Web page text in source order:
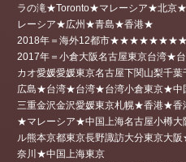
ラの滝★Toronto★マレーシア★北
レーシア★広州★青島★香港★
2018年＝海外12都市
2017年＝小倉大阪名古屋東京台湾★
カオ愛媛愛媛東京名古屋下関山梨千
広島★台湾★台湾★台湾小倉東京★中
三重金沢金沢愛媛東京札幌★香港★
★マレーシア★中国上海名古屋小樽
ル熊本京都東京長野諏訪大分東京大
奈川★中国上海東京